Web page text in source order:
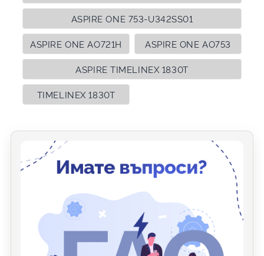
ASPIRE ONE 753-U342SS01
ASPIRE ONE AO721H ASPIRE ONE AO753
ASPIRE TIMELINEX 1830T
TIMELINEX 1830T